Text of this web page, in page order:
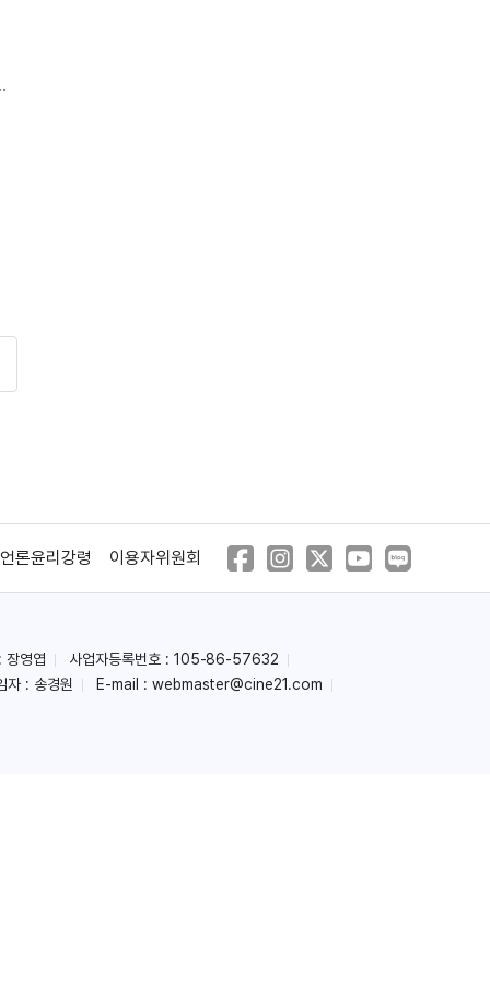
언론윤리강령 이용자위원회
장영엽
사업자등록번호 : 105-86-57632
자 : 송경원
E-mail : webmaster@cine21.com